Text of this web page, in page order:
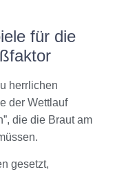
für die
herrlichen
der Wettlauf
die die Braut am
gesetzt,